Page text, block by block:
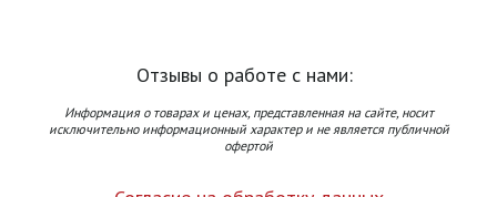
Отзывы о работе с нами:
Информация о товарах и ценах, представленная на сайте, носит
исключительно информационный характер и не является публичной
офертой